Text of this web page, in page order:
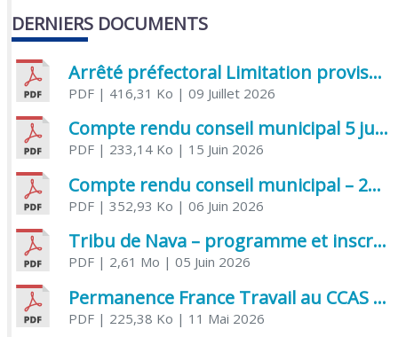
DERNIERS DOCUMENTS
Arrêté préfectoral Limitation provisoire des usages de l’eau
PDF| 416,31 Ko | 09 Juillet 2026
Compte rendu conseil municipal 5 juin 2026 sénatoriale
PDF| 233,14 Ko | 15 Juin 2026
Compte rendu conseil municipal – 21 avril 2026
PDF| 352,93 Ko | 06 Juin 2026
Tribu de Nava – programme et inscriptions été 2026
PDF| 2,61 Mo | 05 Juin 2026
Permanence France Travail au CCAS de Saujon Juin 2026
PDF| 225,38 Ko | 11 Mai 2026